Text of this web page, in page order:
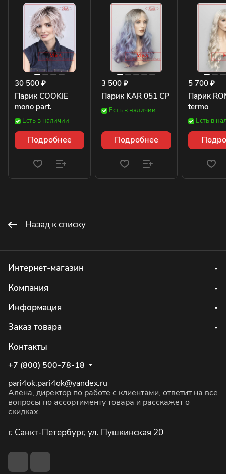
30 500 ₽
Парик COOKIE
mono part.
Есть в наличии
Подробнее
3 500 ₽
Парик KAR 051 CP
Есть в наличии
Подробнее
5 700 ₽
Парик
termo
Есть в
Назад к списку
Интернет-магазин
Компания
Информация
Заказ товара
Контакты
+7 (800) 500-78-18
pari4ok.pari4ok@yandex.ru
Алёна, директор по работе с клиентами, ответит на все
вопросы по ассортименту товара и расскажет о
скидках.
г. Санкт-Петербург, ул. Пушкинская 20